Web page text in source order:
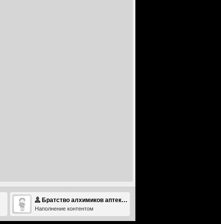
Братство алхимиков аптеки "Под Св.А
Наполнение контентом